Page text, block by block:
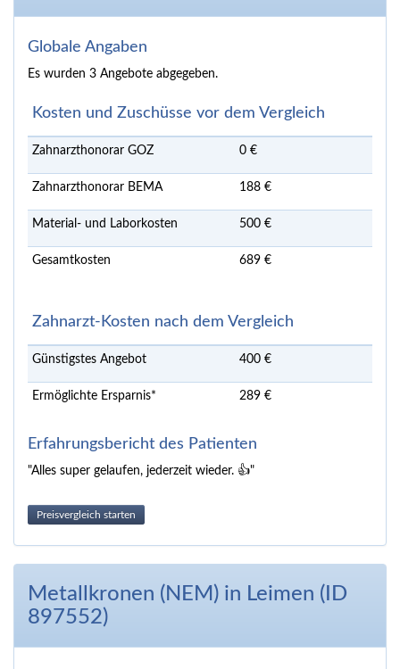
Globale Angaben
Es wurden 3 Angebote abgegeben.
Kosten und Zuschüsse vor dem Vergleich
Zahnarzthonorar GOZ 0 €
Zahnarzthonorar BEMA 188 €
Material- und Laborkosten 500 €
Gesamtkosten 689 €
Zahnarzt-Kosten nach dem Vergleich
Günstigstes Angebot 400 €
Ermöglichte Ersparnis* 289 €
Erfahrungsbericht des Patienten
"Alles super gelaufen, jederzeit wieder. 👍"
Preisvergleich starten
Metallkronen (NEM) in Leimen (ID
897552)